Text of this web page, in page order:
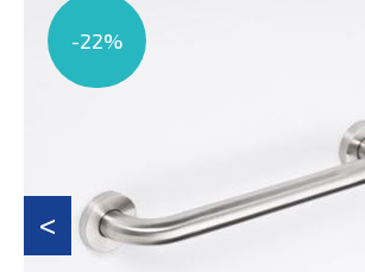
-22%